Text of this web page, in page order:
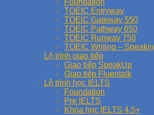
Foundation
TOEIC Entryway
TOEIC Gateway 550
TOEIC Pathway 650
TOEIC Runway 750
TOEIC Writing –
Lộ trình giao tiếp
Giao tiếp SpeakUp
Giao tiếp Fluentalk
Lộ trình học IELTS
Foundation
Pre IELTS
Khóa học IELTS 4.5+